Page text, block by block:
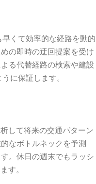
くて効率的な経路を動的
の即時の迂回提案を受け
る代替経路の検索や建設
に保証します。
して将来の交通パターン
なボトルネックを予測
。休日の週末でもラッシ
す。